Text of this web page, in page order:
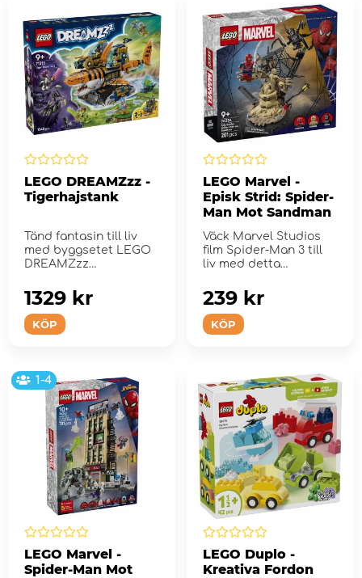
LEGO DREAMZzz -
Tigerhajstank
Tänd fantasin till liv
med byggsetet LEGO
DREAMZzz
KÖP
1329 kr
LEGO Marvel -
Episk Strid: Spider-
Man Mot Sandman
Väck Marvel Studios
film Spider-Man 3 till
liv med detta
KÖP
239 kr
1-4
LEGO Marvel -
Spider-Man Mot
LEGO Duplo -
Kreativa Fordon